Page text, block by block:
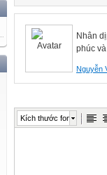
nhiệm vụ trọng
thường xuyên
Thực hiện
Bộ GDĐT về
Thực hiện
Nhân
phúc
Nguyễn
Kích thước font